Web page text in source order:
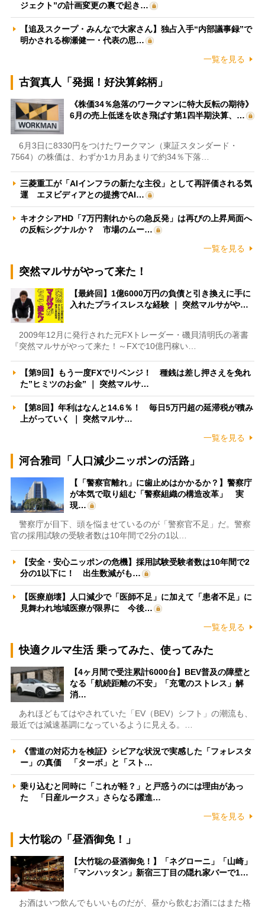
ジェクト”の計画変更の裏で起き…
【追及スクープ・みんなで大家さん】独占入手“内部議事録”で
明かされる柳瀬健一・代表の思…
一覧を見る
古賀真人「発掘！好決算銘柄」
《株価34％急落のワークマンに特大反転の期待》
6月の売上低迷を吹き飛ばす第1四半期決算、…
6月3日に8330円をつけたワークマン（東証スタンダード・
7564）の株価は、わずか1カ月あまりで約34％下落…
三菱重工が「AIインフラの新たな主役」として再評価される気
運 エヌビディアとの提携でAI…
キオクシアHD「7万円割れからの急反発」は再びの上昇局面へ
の反転シグナルか？ 市場のムー…
一覧を見る
突然マルサがやって来た！
【最終回】1億6000万円の負債と引き換えに手に
入れたプライスレスな経験 ｜ 突然マルサがや…
2009年12月に発行された元FXトレーダー・磯貝清明氏の著書
『突然マルサがやって来た！～FXで10億円稼い…
【第9回】もう一度FXでリベンジ！ 種銭は差し押さえを免れ
た”ヒミツのお金” ｜ 突然マルサ…
【第8回】年利はなんと14.6％！ 毎日5万円超の延滞税が積み
上がっていく ｜ 突然マルサ…
一覧を見る
河合雅司「人口減少ニッポンの活路」
【「警察官離れ」に歯止めはかかるか？】警察庁
が本気で取り組む「警察組織の構造改革」 実
現…
警察庁が目下、頭を悩ませているのが「警察官不足」だ。警察
官の採用試験の受験者数は10年間で2分の1以…
【安全・安心ニッポンの危機】採用試験受験者数は10年間で2
分の1以下に！ 出生数減がも…
【医療崩壊】人口減少で「医師不足」に加えて「患者不足」に
見舞われ地域医療が限界に 今後…
一覧を見る
快適クルマ生活 乗ってみた、使ってみた
【4ヶ月間で受注累計6000台】BEV普及の障壁と
なる「航続距離の不安」「充電のストレス」解
消…
あれほどもてはやされていた「EV（BEV）シフト」の潮流も、
最近では減速基調になっているように見える。…
《雪道の対応力を検証》シビアな状況で実感した「フォレスタ
ー」の真価 「ターボ」と「スト…
乗り込むと同時に「これが軽？」と戸惑うのには理由があっ
た 「日産ルークス」さらなる躍進…
一覧を見る
大竹聡の「昼酒御免！」
【大竹聡の昼酒御免！】「ネグローニ」「山崎」
「マンハッタン」新宿三丁目の隠れ家バーで1…
お酒はいつ飲んでもいいものだが、昼から飲むお酒にはまた格